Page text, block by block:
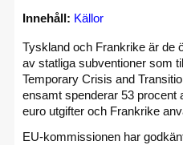
Innehåll: Källor
Tyskland och Frankrike är de
av statliga subventioner som
Temporary Crisis and
ensamt spenderar 53 procent
euro utgifter och Frankrike
EU-kommissionen har